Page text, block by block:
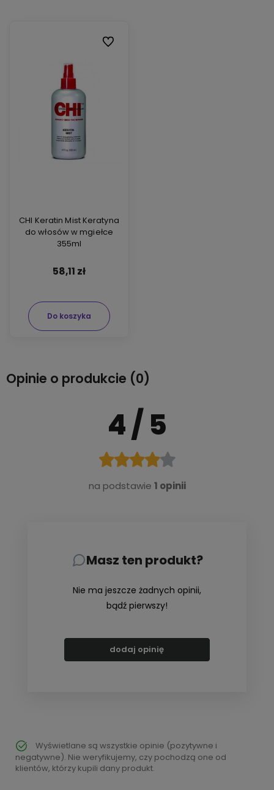
CHI Keratin Mist Keratyna
do włosów w mgiełce
355ml
58,11 zł
Do koszyka
Do ulubionych
Opinie o produkcie (0)
4/ 5
na podstawie 1 opinii
Masz ten produkt?
Nie ma jeszcze żadnych opinii,
bądź pierwszy!
dodaj opinię
Wyświetlane są wszystkie opinie (pozytywne i
negatywne). Nie weryfikujemy, czy pochodzą one od
klientów, którzy kupili dany produkt.